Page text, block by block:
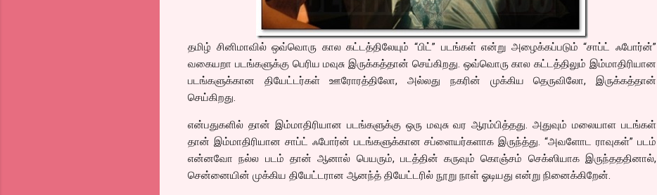
தமிழ் சினிமாவில் ஒவ்வொரு கால கட்டத்திலேயும் “பிட்” படங்கள் என்று அழைக்கப்படும் “சாப்ட் ஃபோர்ன்”
வகையறா படங்களுக்கு பெரிய மவுசு இருக்கத்தான் செய்கிறது. ஒவ்வொரு கால கட்டத்திலும் இம்மாதிரியான
படங்களுக்கான தியேட்டர்கள் ஊரோரத்திலோ, அல்லது நகரின் முக்கிய தெருவிலோ, இருக்கத்தான்
செய்கிறது.
என்பதுகளில் தான் இம்மாதிரியான படங்களுக்கு ஒரு மவுசு வர ஆரம்பித்தது. அதுவும் மலையாள படங்கள்
தான் இம்மாதிரியான சாப்ட் ஃபோர்ன் படங்களுக்கான சப்ளையர்களாக இருந்த்து. “அவளோட ராவுகள்” படம்
என்னவோ நல்ல படம் தான் ஆனால் பெயரும், படத்தின் கருவும் கொஞ்சம் செக்ஸியாக இருந்தததினால்,
சென்னையின் முக்கிய தியேட்டரான ஆனந்த் தியேட்டரில் நூறு நாள் ஓடியது என்று நினைக்கிறேன்.